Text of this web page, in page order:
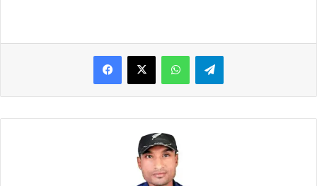
WhatsAppTelegram